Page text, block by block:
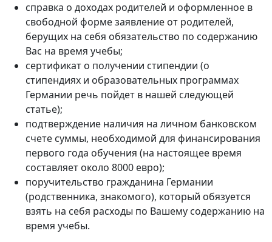
справка о доходах родителей и оформленное в
свободной форме заявление от родителей,
берущих на себя обязательство по содержанию
Вас на время учебы;
сертификат о получении стипендии (о
стипендиях и образовательных программах
Германии речь пойдет в нашей следующей
статье);
подтверждение наличия на личном банковском
счете суммы, необходимой для финансирования
первого года обучения (на настоящее время
составляет около 8000 евро);
поручительство гражданина Германии
(родственника, знакомого), который обязуется
взять на себя расходы по Вашему содержанию на
время учебы.